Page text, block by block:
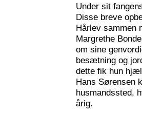
Under sit
Disse breve
Hårlev sammen
Margrethe
om sine
besætning og
dette fik hun
Hans Sørensen
husmandssted,
årig.